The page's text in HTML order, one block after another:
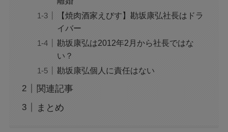
【焼肉酒家えびす】勘坂康弘社長はドラ
イバー
勘坂康弘は2012年2月から社長ではな
い？
勘坂康弘個人に責任はない
関連記事
まとめ